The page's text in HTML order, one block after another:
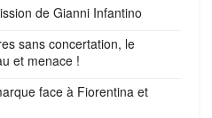
de Gianni Infantino
sans concertation, le
et menace !
face à Fiorentina et